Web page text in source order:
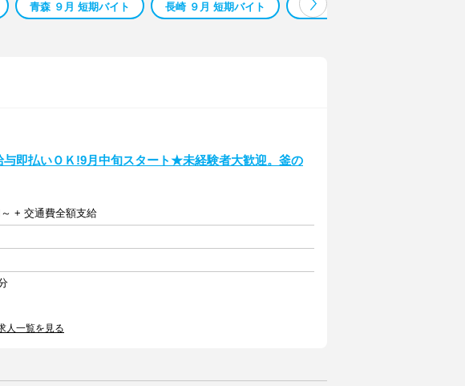
青森 ９月 短期バイト 長崎 ９月 短期バイト 山梨 ９月 短期バイト
与即払いＯＫ!9月中旬スタート★未経験者大歓迎。釜の
+ 交通費全額支給
人一覧を見る